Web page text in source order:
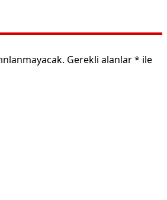
Gerekli alanlar* ile